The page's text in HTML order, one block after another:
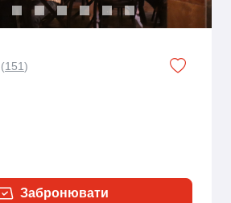
(151)
Забронювати